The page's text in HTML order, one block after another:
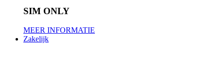
SIM ONLY
MEER INFORMATIE
Zakelijk